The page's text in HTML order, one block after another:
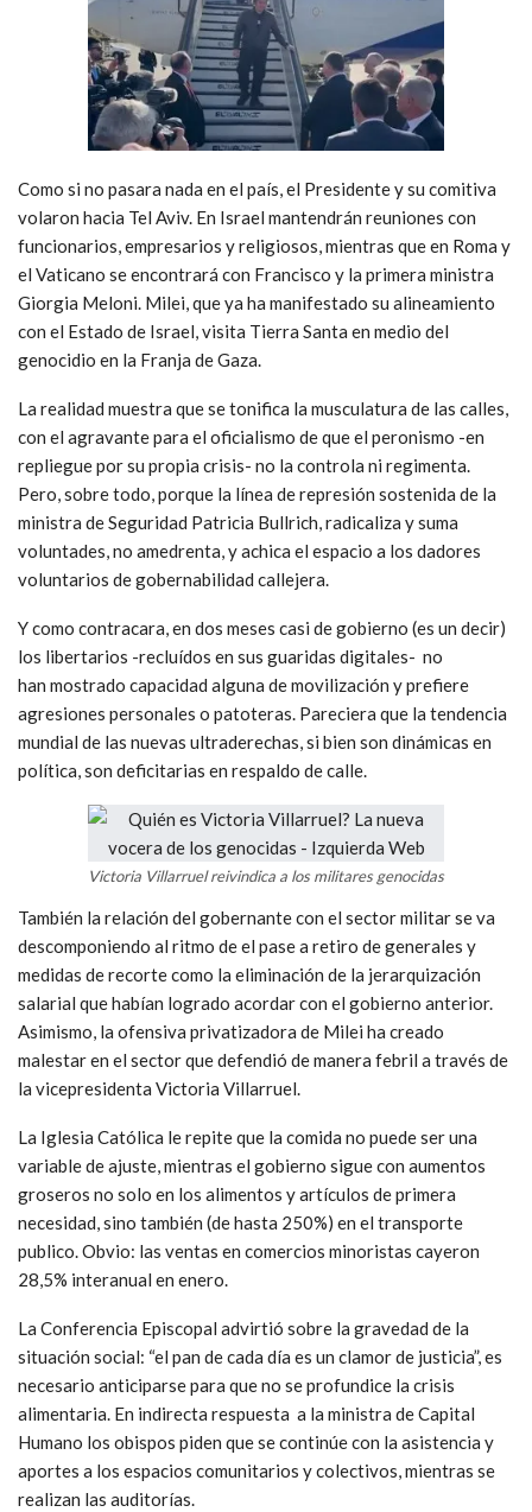
Como si no pasara nada en el país, el Presidente y su comitiva
volaron hacia Tel Aviv. En Israel mantendrán reuniones con
funcionarios, empresarios y religiosos, mientras que en Roma y
el Vaticano se encontrará con Francisco y la primera ministra
Giorgia Meloni. Milei, que ya ha manifestado su alineamiento
con el Estado de Israel, visita Tierra Santa en medio del
genocidio en la Franja de Gaza.
La realidad muestra que se tonifica la musculatura de las calles,
con el agravante para el oficialismo de que el peronismo -en
repliegue por su propia crisis- no la controla ni regimenta.
Pero, sobre todo, porque la línea de represión sostenida de la
ministra de Seguridad Patricia Bullrich, radicaliza y suma
voluntades, no amedrenta, y achica el espacio a los dadores
voluntarios de gobernabilidad callejera.
Y como contracara, en dos meses casi de gobierno (es un decir)
los libertarios -recluídos en sus guaridas digitales- no
han mostrado capacidad alguna de movilización y prefiere
agresiones personales o patoteras. Pareciera que la tendencia
mundial de las nuevas ultraderechas, si bien son dinámicas en
política, son deficitarias en respaldo de calle.
Victoria Villarruel reivindica a los militares genocidas
También la relación del gobernante con el sector militar se va
descomponiendo al ritmo de el pase a retiro de generales y
medidas de recorte como la eliminación de la jerarquización
salarial que habían logrado acordar con el gobierno anterior.
Asimismo, la ofensiva privatizadora de Milei ha creado
malestar en el sector que defendió de manera febril a través de
la vicepresidenta Victoria Villarruel.
La Iglesia Católica le repite que la comida no puede ser una
variable de ajuste, mientras el gobierno sigue con aumentos
groseros no solo en los alimentos y artículos de primera
necesidad, sino también (de hasta 250%) en el transporte
publico. Obvio: las ventas en comercios minoristas cayeron
28,5% interanual en enero.
La Conferencia Episcopal advirtió sobre la gravedad de la
situación social: “el pan de cada día es un clamor de justicia”, es
necesario anticiparse para que no se profundice la crisis
alimentaria. En indirecta respuesta a la ministra de Capital
Humano los obispos piden que se continúe con la asistencia y
aportes a los espacios comunitarios y colectivos, mientras se
realizan las auditorías.